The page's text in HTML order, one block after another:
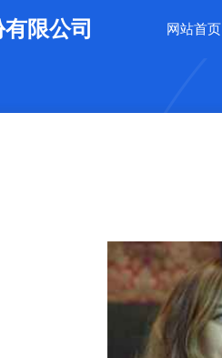
限公司 网站首页